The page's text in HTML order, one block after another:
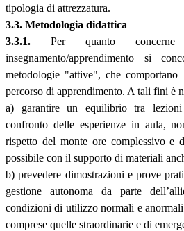
tipologia di attrezzatura.
3.3. Metodologia didattica
3.3.1. Per quanto
insegnamento/apprendimento si
metodologie "attive", che
percorso di apprendimento. A tali fini è
a) garantire un equilibrio tra
confronto delle esperienze in aula,
rispetto del monte ore complessivo e
possibile con il supporto di materiali
b) prevedere dimostrazioni e prove
gestione autonoma da parte
condizioni di utilizzo normali e
comprese quelle straordinarie e di